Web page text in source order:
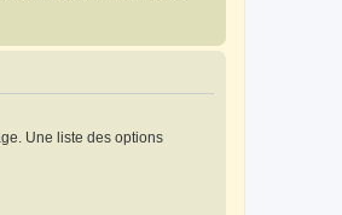
Une liste des options